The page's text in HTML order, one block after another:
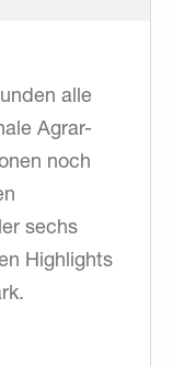
alle
Agrar-
noch
sechs
Highlights